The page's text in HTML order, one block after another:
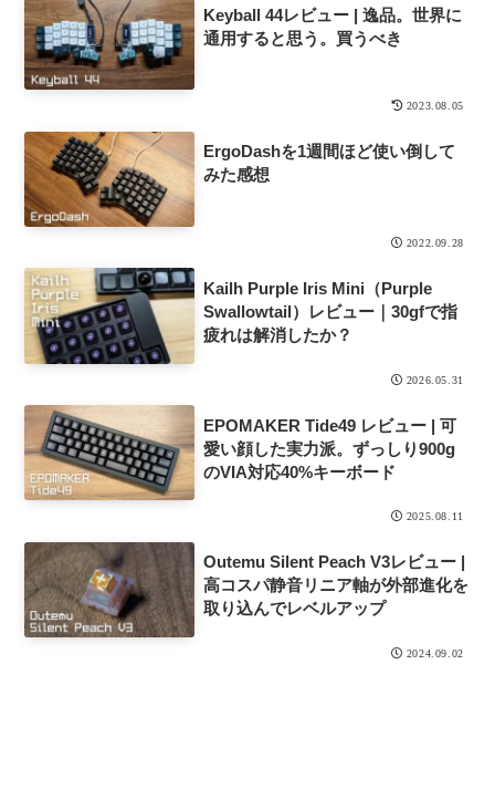
Keyball 44レビュー | 逸品。世界に
通用すると思う。買うべき
2023.08.05
ErgoDashを1週間ほど使い倒して
みた感想
2022.09.28
Kailh Purple Iris Mini（Purple
Swallowtail）レビュー｜30gfで指
疲れは解消したか？
2026.05.31
EPOMAKER Tide49 レビュー | 可
愛い顔した実力派。ずっしり900g
のVIA対応40%キーボード
2025.08.11
Outemu Silent Peach V3レビュー |
高コスパ静音リニア軸が外部進化を
取り込んでレベルアップ
2024.09.02